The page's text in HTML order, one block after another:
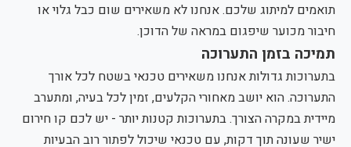
תואמים למיתוג שלכם. אנחנו לא משאירים שום כבל גלוי או
חיבור מכוער שיפגום במראה של הדוכן.
תמיכה בזמן התערוכה
בתערוכות גדולות אנחנו משאירים טכנאי בשטח לכל אורך
התערוכה. הוא יושב מאחורי הקלעים, זמין לכל בעיה, ומתערב
מיידית במקרה הצורך. בתערוכות קטנות יותר - יש לכם קו חירום
ישיר שעונה תוך דקות, עם טכנאי שיכול לפתור רוב הבעיות